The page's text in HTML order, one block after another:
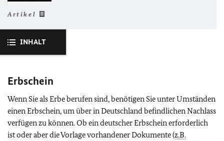
Artikel
INHALT
Erbschein
Wenn Sie als Erbe berufen sind, benötigen Sie unter Umständen
einen Erbschein, um über in Deutschland befindlichen Nachlass
verfügen zu können. Ob ein deutscher Erbschein erforderlich
ist oder aber die Vorlage vorhandener Dokumente (z.B.